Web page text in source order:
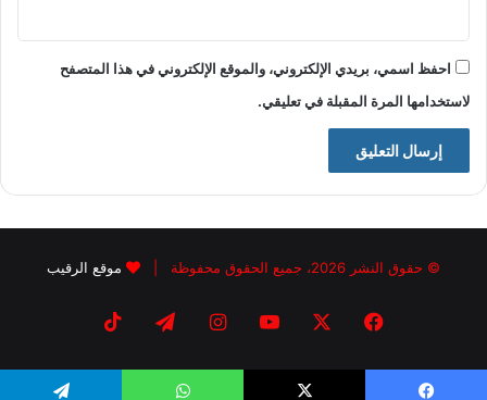
احفظ اسمي، بريدي الإلكتروني، والموقع الإلكتروني في هذا المتصفح
لاستخدامها المرة المقبلة في تعليقي.
© حقوق النشر 2026، جميع الحقوق محفوظة | موقع الرقيب
فيسبوك يوتيوبانستقرامتيلقرام